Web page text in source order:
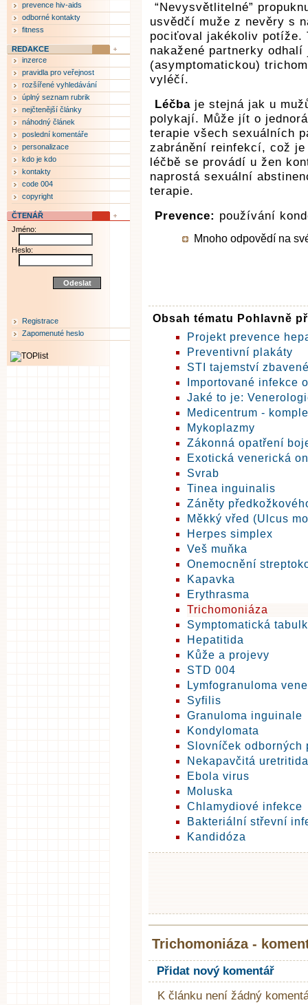
“Nevysvětlitelné”
usvědčí muže z nevěry s
pociťoval jakékoliv potíže.
nakažené partnerky
(asymptomatickou)
vyléčí.
Léčba je stejná jak u
polykají. Může jít o
terapie všech sexuálních
zabránění reinfekcí, což
léčbě se provádí u žen
naprostá sexuální
terapie.
Prevence: používání
Mnoho odpovědí na
Obsah tématu Pohlavně
Projekt prevence
Preventivní plakáty
STI tajemství
Importované infekce
Jaké to je:
Medicentrum -
Mykoplazmy
Zákonná opatření
Exotická venerická
Svrab
Tinea inguinalis
Záněty
Měkký vřed (Ulcus
Herpes simplex
Veš muňka
Onemocnění
Kapavka
Erythrasma
Trichomoniáza
Symptomatická
Hepatitida
Kůže a projevy
STD 004
Lymfogranuloma
Syfilis
Granuloma inguinale
Kondylomata
Slovníček odborných
Nekapavčitá uretritida
Ebola virus
Moluska
Chlamydiové infekce
Bakteriální střevní
Kandidóza
Trichomoniáza -
Přidat nový komentář
K článku není žádný
prevence hiv-aids
odborné kontakty
fitness
REDAKCE
inzerce
pravidla pro veřejnost
rozšířené vyhledávání
úplný seznam rubrik
nejčtenější články
náhodný článek
poslední komentáře
personalizace
kdo je kdo
kontakty
code 004
copyright
ČTENÁŘ
Jméno:
Heslo:
Registrace
Zapomenuté heslo